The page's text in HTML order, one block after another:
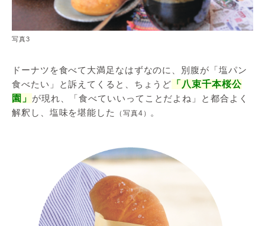
写真3
ドーナツを食べて大満足なはずなのに、別腹が「塩パン
食べたい」と訴えてくると、ちょうど 「八束千本桜公
園」 が現れ、「食べていいってことだよね」と都合よく
解釈し、塩味を堪能した
（写真4） 。